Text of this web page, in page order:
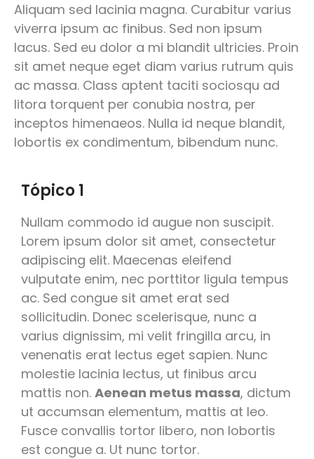
Aliquam sed lacinia magna. Curabitur varius
viverra ipsum ac finibus. Sed non ipsum
lacus. Sed eu dolor a mi blandit ultricies. Proin
sit amet neque eget diam varius rutrum quis
ac massa. Class aptent taciti sociosqu ad
litora torquent per conubia nostra, per
inceptos himenaeos. Nulla id neque blandit,
lobortis ex condimentum, bibendum nunc.
Tópico 1
Nullam commodo id augue non suscipit.
Lorem ipsum dolor sit amet, consectetur
adipiscing elit. Maecenas eleifend
vulputate enim, nec porttitor ligula tempus
ac. Sed congue sit amet erat sed
sollicitudin. Donec scelerisque, nunc a
varius dignissim, mi velit fringilla arcu, in
venenatis erat lectus eget sapien. Nunc
molestie lacinia lectus, ut finibus arcu
mattis non. Aenean metus massa, dictum
ut accumsan elementum, mattis at leo.
Fusce convallis tortor libero, non lobortis
est congue a. Ut nunc tortor.